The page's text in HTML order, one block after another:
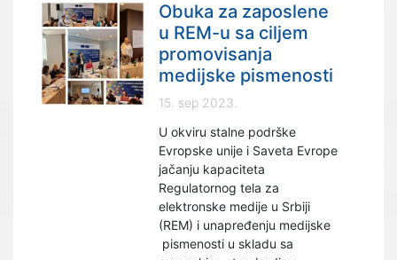
Obuka za zaposlene
u REM-u sa ciljem
promovisanja
medijske pismenosti
15. sep 2023.
U okviru stalne podrške
Evropske unije i Saveta Evrope
jačanju kapaciteta
Regulatornog tela za
elektronske medije u Srbiji
(REM) i unapređenju medijske
pismenosti u skladu sa